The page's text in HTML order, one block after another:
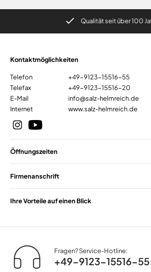
Qualität seit über 100 Jahren
Kontaktmöglichkeiten
Telefon
+49-9123-15516-55
Telefax
+49-9123-15516-20
E-Mail
info@salz-helmreich.de
Internet
www.salz-helmreich.de
Öffnungszeiten
Firmenanschrift
Ihre Vorteile auf einen Blick
Fragen? Service-Hotline:
+49-9123-15516-55